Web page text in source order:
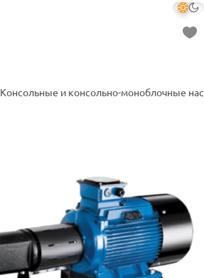
Консольные и консольно-моноблочные